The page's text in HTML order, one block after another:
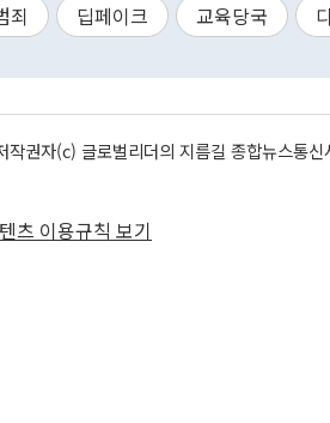
죄
딥페이크 교육당국
작권자(c) 글로벌리더의 지름길 종합뉴스통
츠 이용규칙 보기